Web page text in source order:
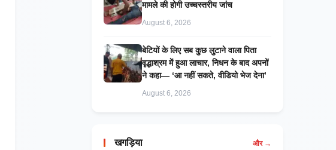
मामले की होगी उच्चस्तरीय जांच
August 6, 2026
बेटियों के लिए सब कुछ लुटाने वाला पिता
वृद्धाश्रम में हुआ लाचार, निधन के बाद अपनों
ने कहा— ‘आ नहीं सकते, वीडियो भेज देना’
August 6, 2026
खगड़िया और →